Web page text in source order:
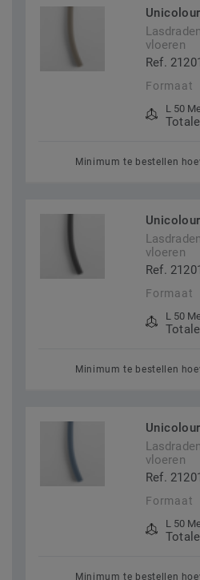
vloeren
Ref.
Formaat
L 50
Minimum te bestellen
vloeren
Ref.
Formaat
L 50
Minimum te bestellen
vloeren
Ref.
Formaat
L 50
Minimum te bestellen